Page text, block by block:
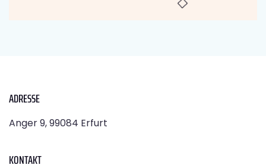
ADRESSE
Anger 9, 99084 Erfurt
KONTAKT